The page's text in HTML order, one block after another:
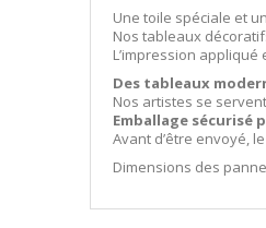
Une toile spéciale et
Nos tableaux
L’impression
Des tableaux
Nos artistes se
Emballage sécurisé
Avant d’être envoyé,
Dimensions des